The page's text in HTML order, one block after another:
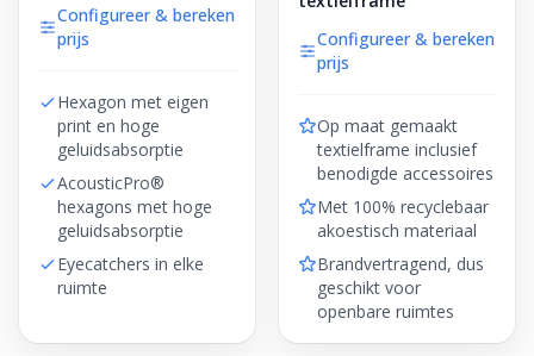
Configureer & bereken
prijs
Hexagon met eigen
print en hoge
geluidsabsorptie
AcousticPro®
hexagons met hoge
geluidsabsorptie
Eyecatchers in elke
ruimte
Configureer & bereken
prijs
Op maat gemaakt
textielframe inclusief
benodigde accessoires
Met 100% recyclebaar
akoestisch materiaal
Brandvertragend, dus
geschikt voor
openbare ruimtes